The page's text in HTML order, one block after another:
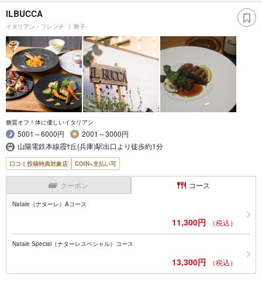
ILBUCCA
イタリアン・フレンチ 舞子
糖質オフ！体に優しいイタリアン
5001～6000円
2001～3000円
山陽電鉄本線霞ｹ丘(兵庫)駅出口より徒歩約1分
口コミ投稿特典対象店 COIN+支払い可
クーポン コース
Natale（ナターレ）Aコース
11,300円 （税込）
Natale Special（ナターレスペシャル）コース
13,300円 （税込）